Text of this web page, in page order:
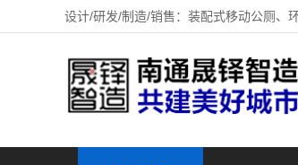
设计/研发/制造/销售：装配式移动公厕、